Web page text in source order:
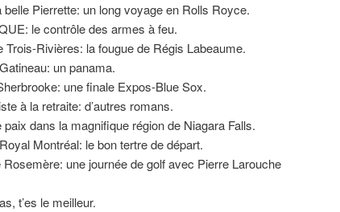
Pierrette: un long voyage en Rolls Royce.
le contrôle des armes à feu.
Rivières: la fougue de Régis Labeaume.
un panama.
une finale Expos-Blue Sox.
à la retraite: d’autres romans.
dans la magnifique région de Niagara Falls.
Montréal: le bon tertre de départ.
une journée de golf avec Pierre Larouche
t’es le meilleur.